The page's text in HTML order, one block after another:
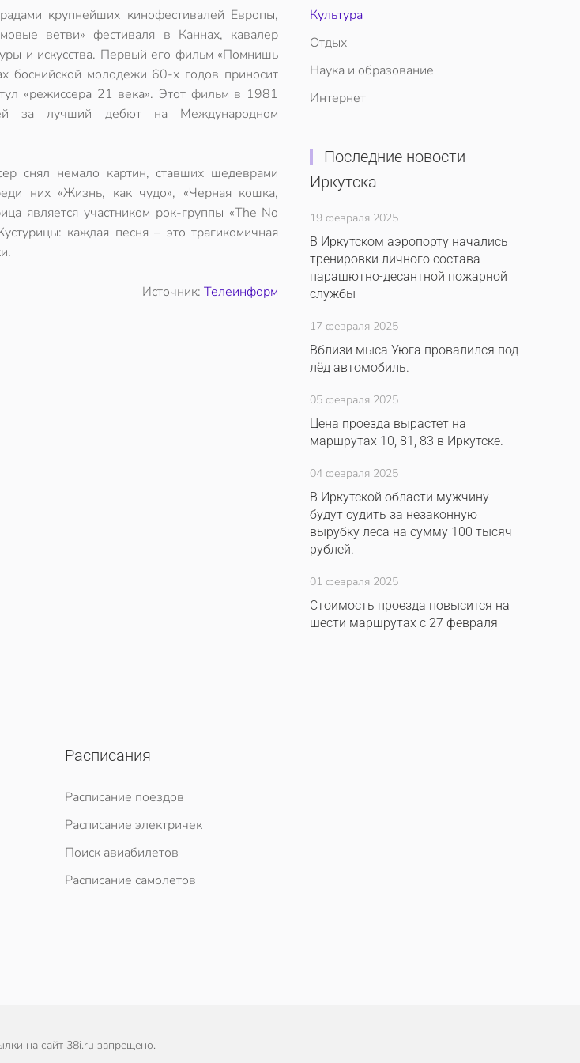
крупнейших кинофестивалей Европы,
ветви» фестиваля в Каннах, кавалер
и искусства. Первый его фильм «Помнишь
боснийской молодежи 60-х годов приносит
«режиссера 21 века». Этот фильм в 1981
за лучший дебют на Международном
снял немало картин, ставших шедеврами
них «Жизнь, как чудо», «Черная кошка,
является участником рок-группы «The No
каждая песня – это трагикомичная
Источник: Телеинформ
Культура
Отдых
Наука и образование
Интернет
Последние новости
Иркутска
19 февраля 2025
В Иркутском аэропорту начались
тренировки личного состава
парашютно-десантной пожарной
службы
17 февраля 2025
Вблизи мыса Уюга провалился под
лёд автомобиль.
05 февраля 2025
Цена проезда вырастет на
маршрутах 10, 81, 83 в Иркутске.
04 февраля 2025
В Иркутской области мужчину
будут судить за незаконную
вырубку леса на сумму 100 тысяч
рублей.
01 февраля 2025
Стоимость проезда повысится на
шести маршрутах с 27 февраля
Расписания
Расписание поездов
Расписание электричек
Поиск авиабилетов
Расписание самолетов
на сайт 38i.ru запрещено.